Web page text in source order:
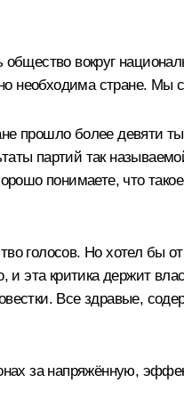
вокруг
необходима стране. Мы
прошло более девяти
партий так
понимаете, что
голосов. Но хотел бы
эта критика держит
Все здравые,
за напряжённую,